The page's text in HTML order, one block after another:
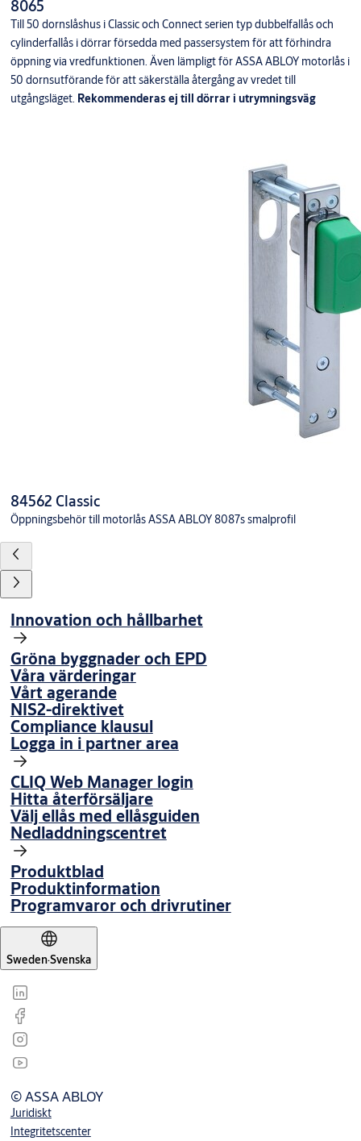
8065
Till 50 dornslåshus i Classic och Connect serien typ dubbelfallås och
cylinderfallås i dörrar försedda med passersystem för att förhindra
öppning via vredfunktionen. Även lämpligt för ASSA ABLOY motorlås i
50 dornsutförande för att säkerställa återgång av vredet till
utgångsläget. Rekommenderas ej till dörrar i utrymningsväg
84562 Classic
Öppningsbehör till motorlås ASSA ABLOY 8087s smalprofil
Innovation och hållbarhet
Gröna byggnader och EPD
Våra värderingar
Vårt agerande
NIS2-direktivet
Compliance klausul
Logga in i partner area
CLIQ Web Manager login
Hitta återförsäljare
Välj ellås med ellåsguiden
Nedladdningscentret
Produktblad
Produktinformation
Programvaror och drivrutiner
Sweden·Svenska
© ASSA ABLOY
Juridiskt
Integritetscenter